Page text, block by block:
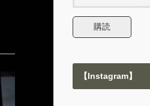
【Instagram】